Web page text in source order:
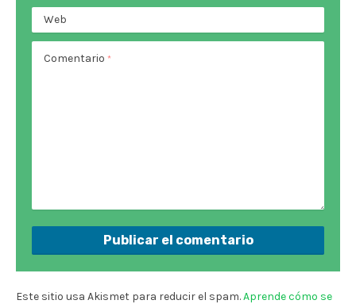
Web
Comentario *
Este sitio usa Akismet para reducir el spam.Aprende cómo se